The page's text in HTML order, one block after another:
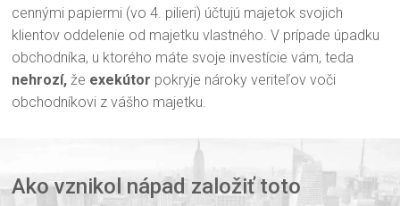
cennými papiermi (vo 4. pilieri) účtujú majetok svojich
klientov oddelenie od majetku vlastného. V prípade úpadku
obchodníka, u ktorého máte svoje investície vám, teda
nehrozí, že exekútor pokryje nároky veriteľov voči
obchodníkovi z vášho majetku.
Ako vznikol nápad založiť toto